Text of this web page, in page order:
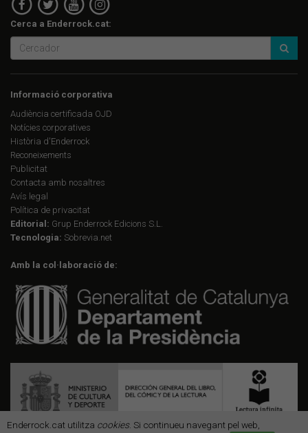
Enderrock.cat utilitza cookies. Si continueu navegant pel web,
Cerca a Enderrock.cat:
Informació corporativa
Audiència certificada OJD
Notícies corporatives
Història d'Enderrock
Reconeixements
Publicitat
Contacta amb nosaltres
Avís legal
Política de privacitat
Editorial: Grup Enderrock Edicions S.L.
Tecnologia: Sobrevia.net
Amb la col·laboració de: